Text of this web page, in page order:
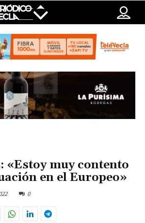
«Estoy muy contento
en el Europeo»
0